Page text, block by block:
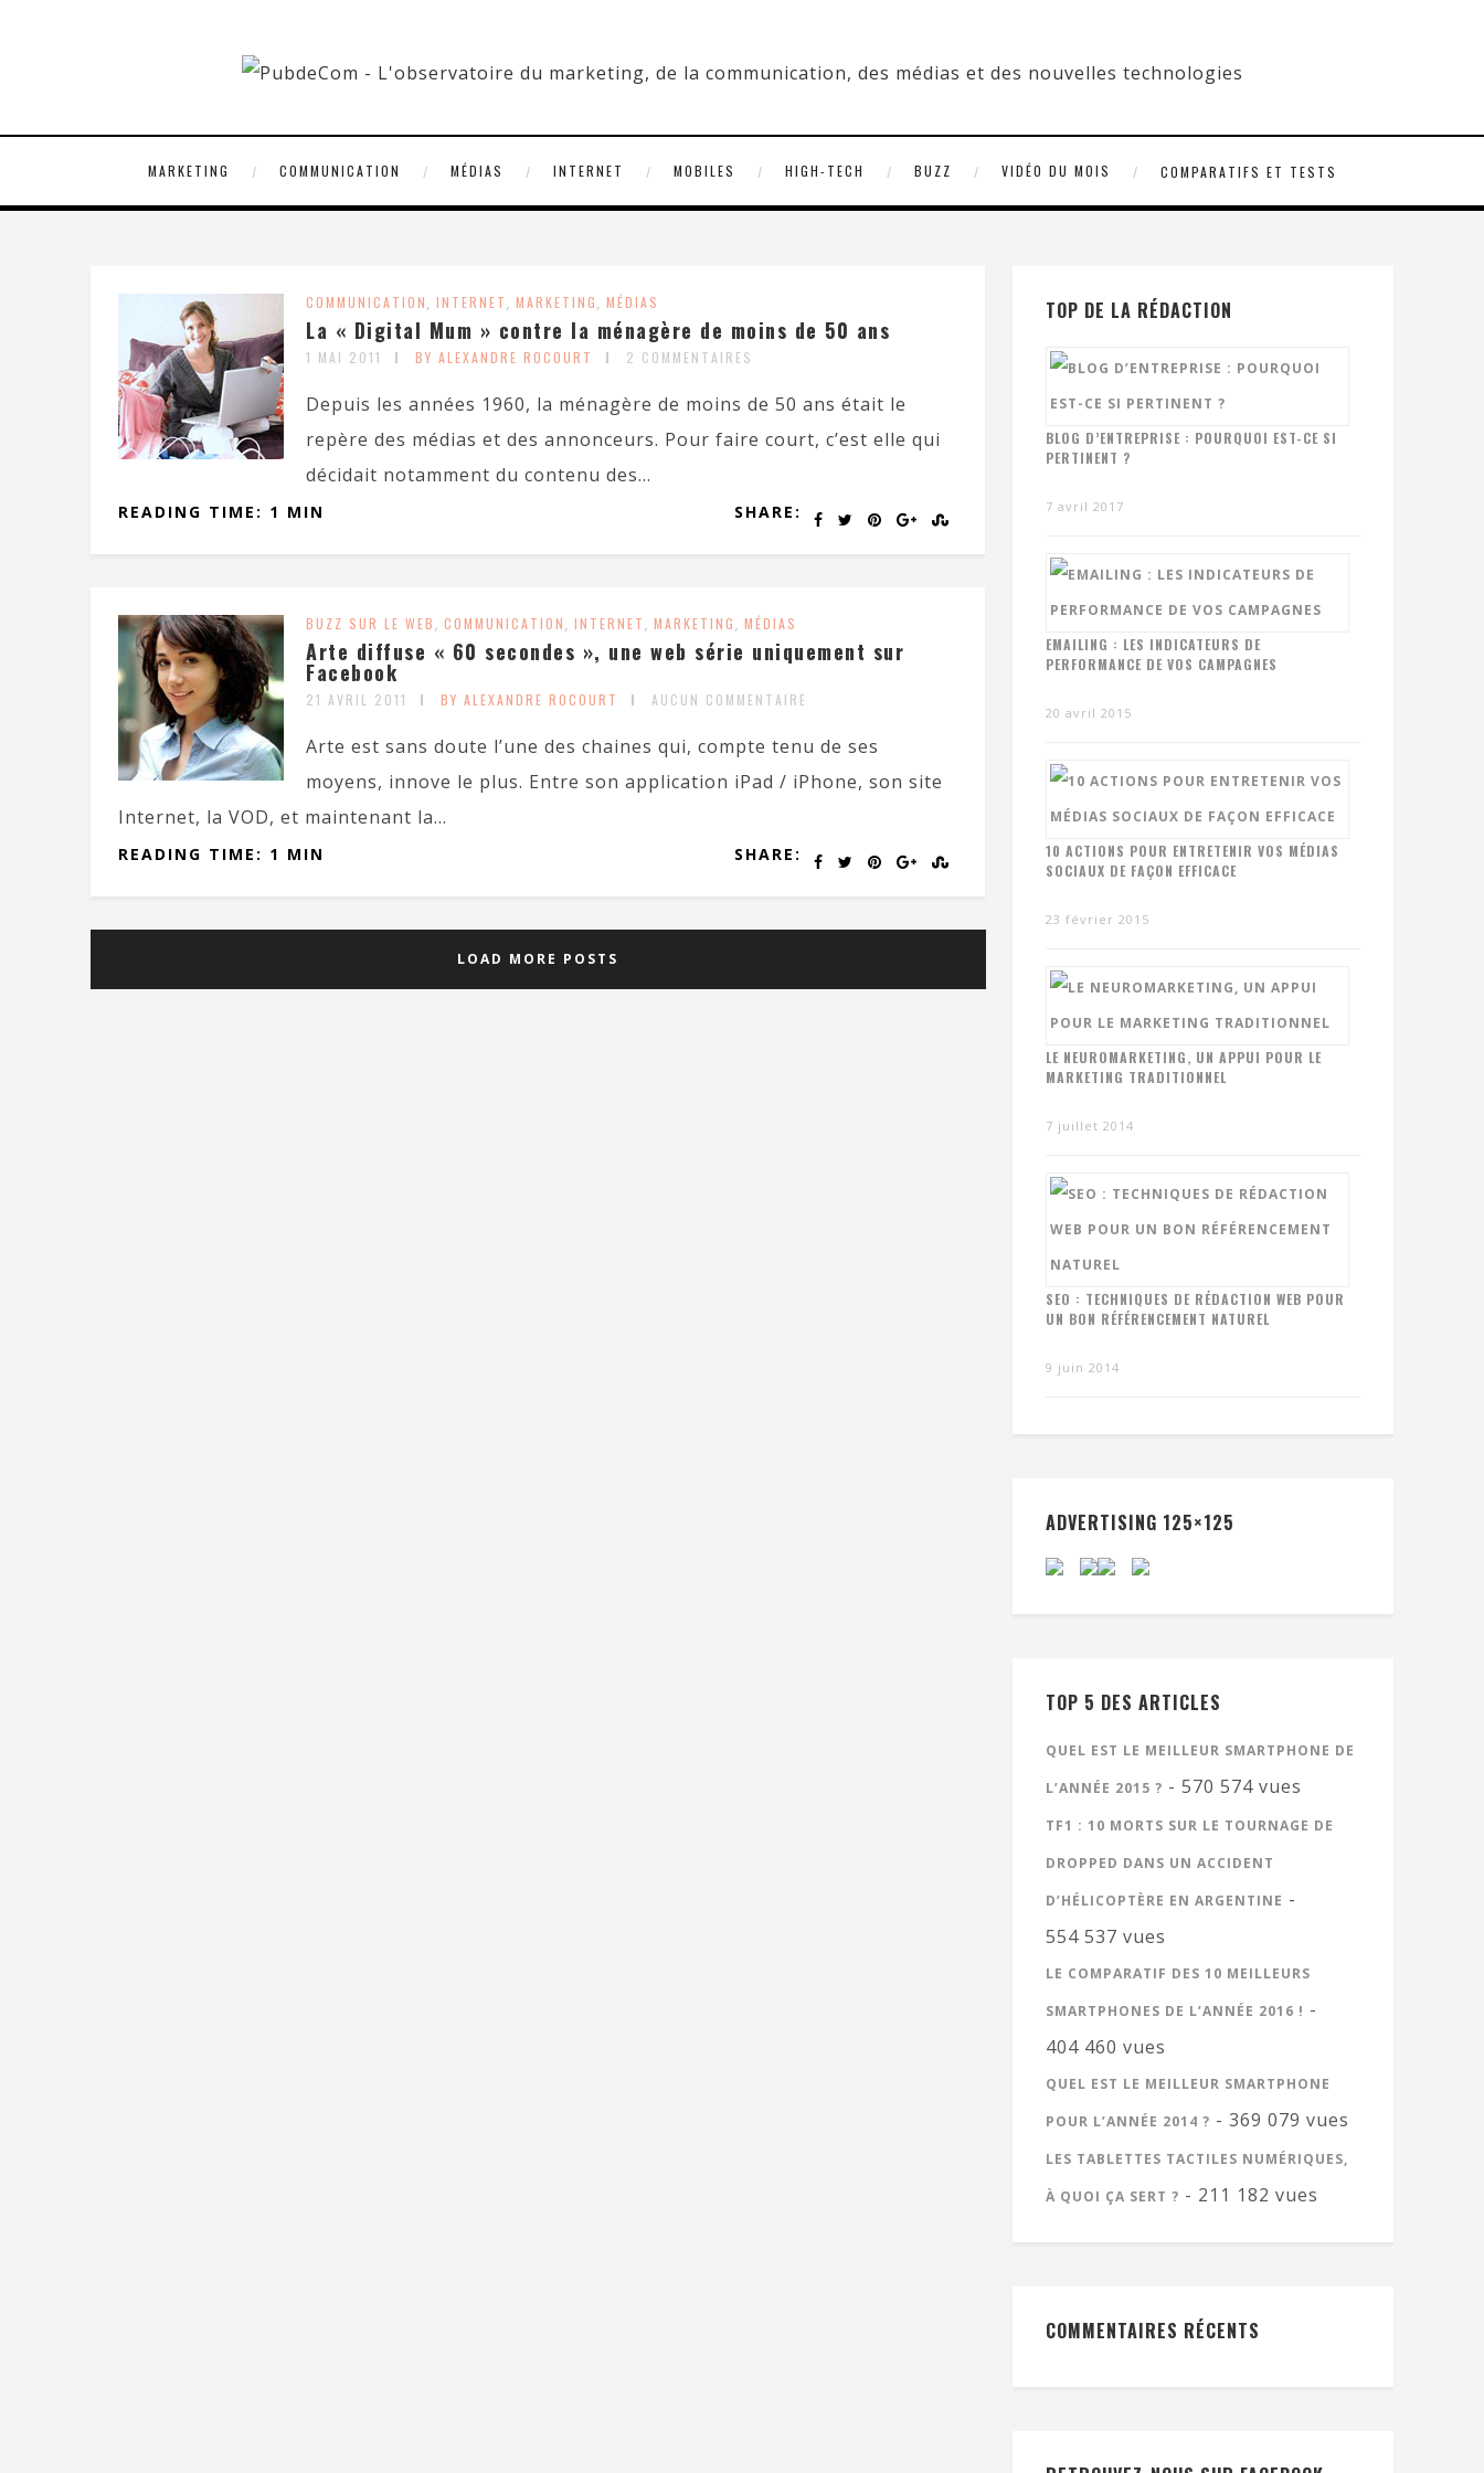
MARKETING COMMUNICATION MÉDIAS INTERNET MOBILES HIGH-TECH BUZZ VIDÉO DU MOIS COMPARATIFS ET TESTS
COMMUNICATION, INTERNET, MARKETING, MÉDIAS
La « Digital Mum » contre la ménagère de moins de 50 ans
1 MAI 2011 BY ALEXANDRE ROCOURT 2 COMMENTAIRES
Depuis les années 1960, la ménagère de moins de 50 ans était le
repère des médias et des annonceurs. Pour faire court, c’est elle qui
décidait notamment du contenu des...
SHARE:
READING TIME: 1 MIN
BUZZ SUR LE WEB, COMMUNICATION, INTERNET, MARKETING, MÉDIAS
Arte diffuse « 60 secondes », une web série uniquement sur
Facebook
21 AVRIL 2011 BY ALEXANDRE ROCOURT AUCUN COMMENTAIRE
Arte est sans doute l’une des chaines qui, compte tenu de ses
moyens, innove le plus. Entre son application iPad / iPhone, son site
Internet, la VOD, et maintenant la...
SHARE:
READING TIME: 1 MIN
LOAD MORE POSTS
TOP DE LA RÉDACTION
BLOG D’ENTREPRISE : POURQUOI EST-CE SI
PERTINENT ?
7 avril 2017
EMAILING : LES INDICATEURS DE
PERFORMANCE DE VOS CAMPAGNES
20 avril 2015
10 ACTIONS POUR ENTRETENIR VOS MÉDIAS
SOCIAUX DE FAÇON EFFICACE
23 février 2015
LE NEUROMARKETING, UN APPUI POUR LE
MARKETING TRADITIONNEL
7 juillet 2014
SEO : TECHNIQUES DE RÉDACTION WEB POUR
UN BON RÉFÉRENCEMENT NATUREL
9 juin 2014
ADVERTISING 125×125
TOP 5 DES ARTICLES
QUEL EST LE MEILLEUR SMARTPHONE DE
L’ANNÉE 2015 ? - 570 574 vues
TF1 : 10 MORTS SUR LE TOURNAGE DE
DROPPED DANS UN ACCIDENT
D’HÉLICOPTÈRE EN ARGENTINE -
554 537 vues
LE COMPARATIF DES 10 MEILLEURS
SMARTPHONES DE L’ANNÉE 2016 ! -
404 460 vues
QUEL EST LE MEILLEUR SMARTPHONE
POUR L’ANNÉE 2014 ? - 369 079 vues
LES TABLETTES TACTILES NUMÉRIQUES,
À QUOI ÇA SERT ? - 211 182 vues
COMMENTAIRES RÉCENTS